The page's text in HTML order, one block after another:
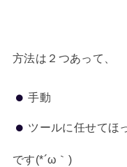
方法は２つあって、
手動
ツールに任せてほ
です(*´ω｀)